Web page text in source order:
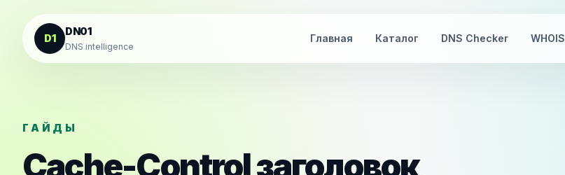
К содержанию
D1
DN01
DNS intelligence
Главная Каталог DNS Checker WHOIS
ГАЙДЫ
Cache-Control заголовок